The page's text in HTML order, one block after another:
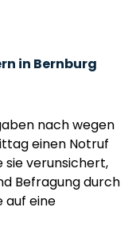
in Bernburg
nach wegen
einen Notruf
sie verunsichert,
Befragung durch
auf eine